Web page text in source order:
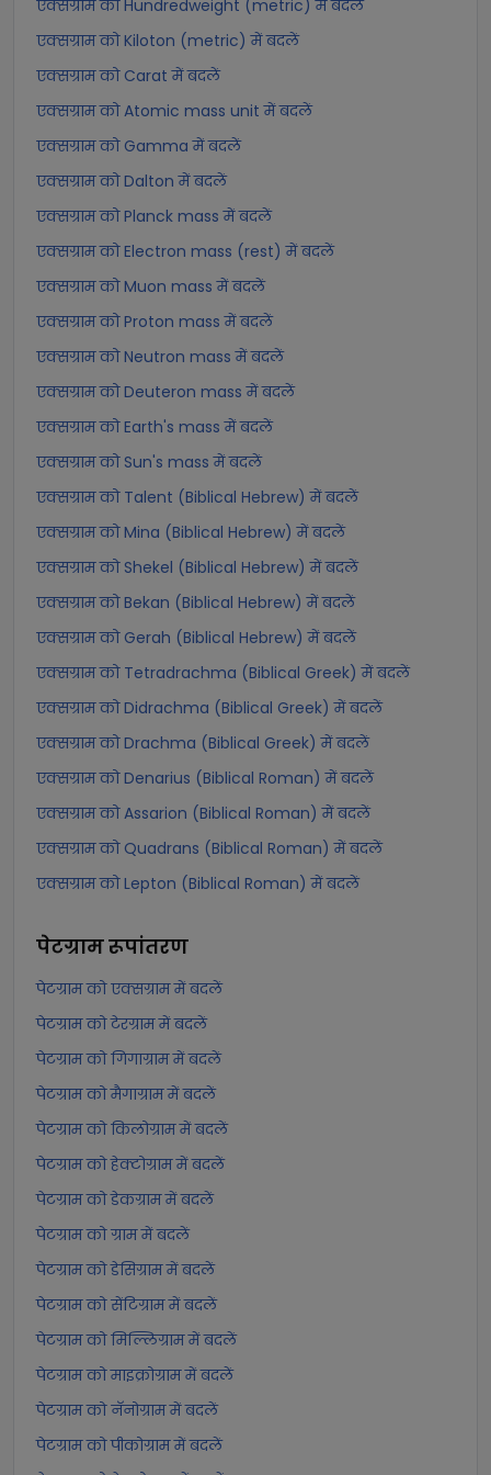
एक्सग्राम को Hundredweight (metric) में बदलें
एक्सग्राम को Kiloton (metric) में बदलें
एक्सग्राम को Carat में बदलें
एक्सग्राम को Atomic mass unit में बदलें
एक्सग्राम को Gamma में बदलें
एक्सग्राम को Dalton में बदलें
एक्सग्राम को Planck mass में बदलें
एक्सग्राम को Electron mass (rest) में बदलें
एक्सग्राम को Muon mass में बदलें
एक्सग्राम को Proton mass में बदलें
एक्सग्राम को Neutron mass में बदलें
एक्सग्राम को Deuteron mass में बदलें
एक्सग्राम को Earth's mass में बदलें
एक्सग्राम को Sun's mass में बदलें
एक्सग्राम को Talent (Biblical Hebrew) में बदलें
एक्सग्राम को Mina (Biblical Hebrew) में बदलें
एक्सग्राम को Shekel (Biblical Hebrew) में बदलें
एक्सग्राम को Bekan (Biblical Hebrew) में बदलें
एक्सग्राम को Gerah (Biblical Hebrew) में बदलें
एक्सग्राम को Tetradrachma (Biblical Greek) में बदलें
एक्सग्राम को Didrachma (Biblical Greek) में बदलें
एक्सग्राम को Drachma (Biblical Greek) में बदलें
एक्सग्राम को Denarius (Biblical Roman) में बदलें
एक्सग्राम को Assarion (Biblical Roman) में बदलें
एक्सग्राम को Quadrans (Biblical Roman) में बदलें
एक्सग्राम को Lepton (Biblical Roman) में बदलें
पेटग्रामरूपांतरण
पेटग्राम को एक्सग्राम में बदलें
पेटग्राम को टेरग्राम में बदलें
पेटग्राम को गिगाग्राम में बदलें
पेटग्राम को मैगाग्राम में बदलें
पेटग्राम को किलोग्राम में बदलें
पेटग्राम को हेक्टोग्राम में बदलें
पेटग्राम को डेकग्राम में बदलें
पेटग्राम को ग्राम में बदलें
पेटग्राम को डेसिग्राम में बदलें
पेटग्राम को सेंटिग्राम में बदलें
पेटग्राम को मिल्लिग्राम में बदलें
पेटग्राम को माइक्रोग्राम में बदलें
पेटग्राम को नॅनोग्राम में बदलें
पेटग्राम को पीकोग्राम में बदलें